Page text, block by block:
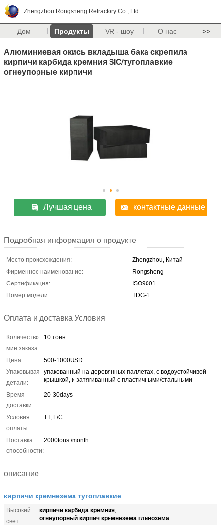
Zhengzhou Rongsheng Refractory Co., Ltd.
Дом Продукты VR - шоу О нас >>
Алюминиевая окись вкладыша бака скрепила
кирпичи карбида кремния SIC/тугоплавкие
огнеупорные кирпичи
Лучшая цена контактные данные
Подробная информация о продукте
Место происхождения:
Zhengzhou, Китай
Фирменное наименование:
Rongsheng
Сертификация:
ISO9001
Номер модели:
TDG-1
Оплата и доставка Условия
Количество
мин заказа:
10 тонн
Цена:
500-1000USD
Упаковывая
детали:
упакованный на деревянных паллетах, с водоустойчивой
крышкой, и затягиванный с пластичными/стальными
Время
доставки:
20-30days
Условия
оплаты:
TT; L/C
Поставка
способности:
2000tons /month
описание
кирпичи кремнезема тугоплавкие
Высокий
свет:
кирпичи карбида кремния,
огнеупорный кирпич кремнезема глинозема